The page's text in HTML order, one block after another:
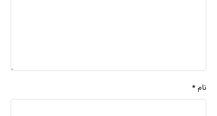
نام *